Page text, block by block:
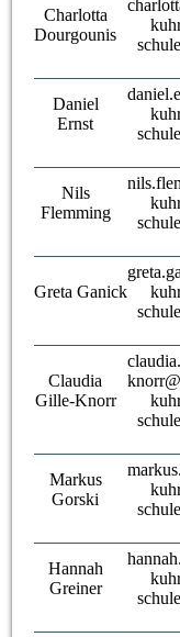
Charlotta
Dourgounis
Daniel
Ernst
Nils
Flemming
Greta Ganick
Claudia
Gille-Knorr
Markus
Gorski
Hannah
Greiner